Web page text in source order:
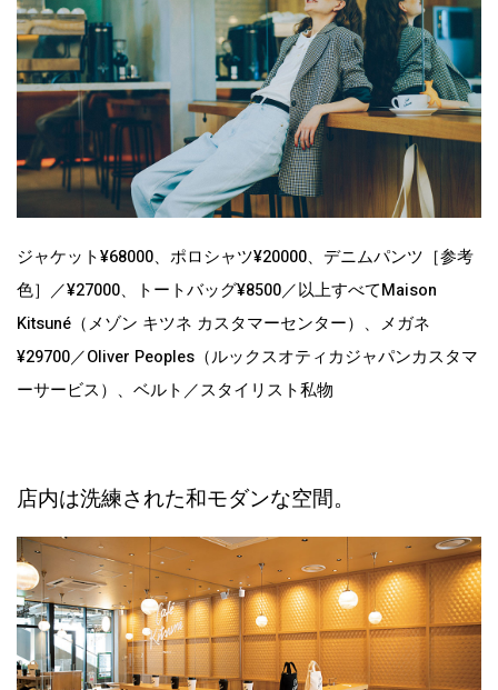
ジャケット¥68000、ポロシャツ¥20000、デニムパンツ［参考
色］／¥27000、トートバッグ¥8500／以上すべてMaison
Kitsuné（メゾン キツネ カスタマーセンター）、メガネ
¥29700／Oliver Peoples（ルックスオティカジャパンカスタマ
ーサービス）、ベルト／スタイリスト私物
店内は洗練された和モダンな空間。